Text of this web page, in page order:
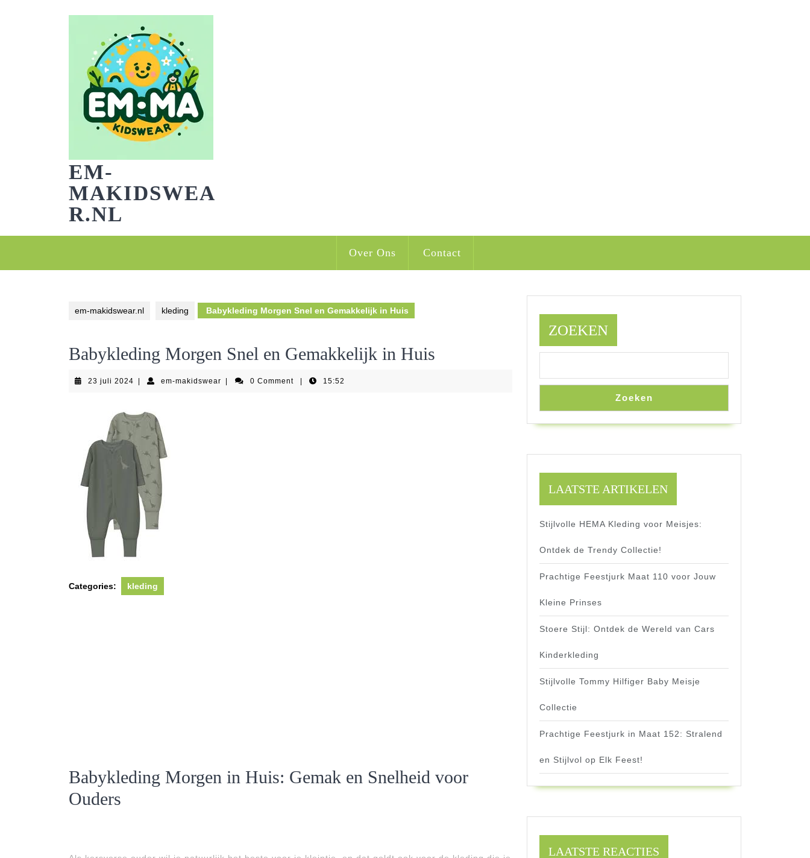
EM-
MAKIDSWEA
R.NL
Over Ons Contact
em-makidswear.nl kleding Babykleding Morgen Snel en Gemakkelijk in Huis
Babykleding Morgen Snel en Gemakkelijk in Huis
23 juli 2024 23
em-makidswear em-
0 Comment 15:52
Categories: kleding
Babykleding Morgen in Huis: Gemak en Snelheid voor
Ouders
ZOEKEN
Zoeken
LAATSTE ARTIKELEN
Stijlvolle HEMA Kleding voor Meisjes:
Ontdek de Trendy Collectie!
Prachtige Feestjurk Maat 110 voor Jouw
Kleine Prinses
Stoere Stijl: Ontdek de Wereld van Cars
Kinderkleding
Stijlvolle Tommy Hilfiger Baby Meisje
Collectie
Prachtige Feestjurk in Maat 152: Stralend
en Stijlvol op Elk Feest!
LAATSTE REACTIES